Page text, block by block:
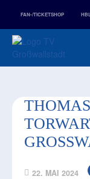
FAN-/TICKETSHOP HBL
22. MAI 2024